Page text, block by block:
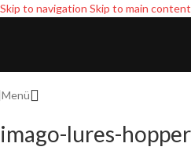
Skip to navigation Skip to main content
Menü
imago-lures-